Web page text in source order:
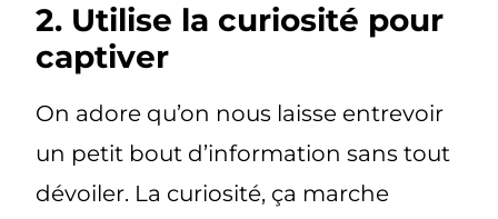
2. Utilise la curiosité pour
captiver
On adore qu’on nous laisse entrevoir
un petit bout d’information sans tout
dévoiler. La curiosité, ça marche